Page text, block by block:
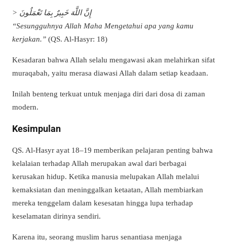
> إِنَّ اللَّهَ خَبِيرٌ بِمَا تَعْمَلُونَ
“Sesungguhnya Allah Maha Mengetahui apa yang kamu
kerjakan.” (QS. Al-Hasyr: 18)
Kesadaran bahwa Allah selalu mengawasi akan melahirkan sifat
muraqabah, yaitu merasa diawasi Allah dalam setiap keadaan.
Inilah benteng terkuat untuk menjaga diri dari dosa di zaman
modern.
Kesimpulan
QS. Al-Hasyr ayat 18–19 memberikan pelajaran penting bahwa
kelalaian terhadap Allah merupakan awal dari berbagai
kerusakan hidup. Ketika manusia melupakan Allah melalui
kemaksiatan dan meninggalkan ketaatan, Allah membiarkan
mereka tenggelam dalam kesesatan hingga lupa terhadap
keselamatan dirinya sendiri.
Karena itu, seorang muslim harus senantiasa menjaga